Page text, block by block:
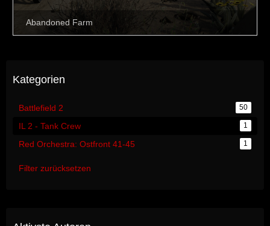
Kategorien
Battlefield 2 50
IL 2 - Tank Crew 1
Red Orchestra: Ostfront 41-45 1
Filter zurücksetzen